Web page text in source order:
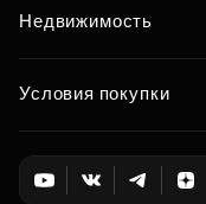
Недвижимость
Условия покупки